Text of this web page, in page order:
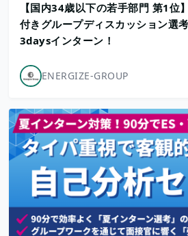
【国内34歳以下の若手部門 第1位
付きグループディスカッション選
3daysインターン！
ENERGIZE-GROUP